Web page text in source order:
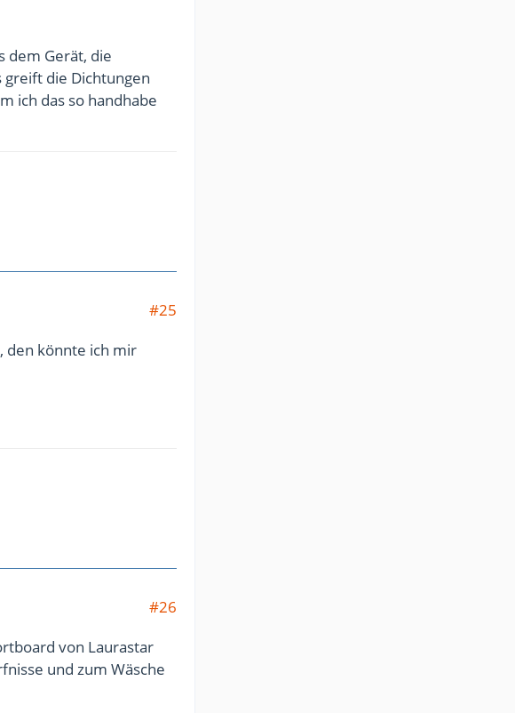
dem Gerät, die
greift die Dichtungen
ich das so handhabe
#25
den könnte ich mir
#26
von Laurastar
und zum Wäsche